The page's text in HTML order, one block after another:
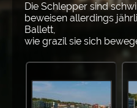
Brandenburg
Architektur
Die Schlepper sind
beweisen allerdings
Ballett,
wie grazil sie sich